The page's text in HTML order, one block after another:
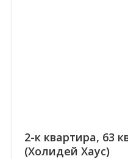
2-к квартира, 63
(Холидей Хаус)